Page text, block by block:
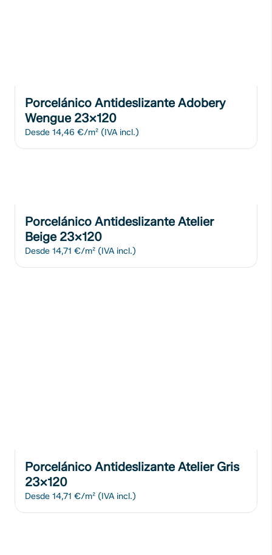
Porcelánico Antideslizante Adobery
Wengue 23x120
Desde 14,46 €/m² (IVA incl.)
Porcelánico Antideslizante Atelier
Beige 23x120
Desde 14,71 €/m² (IVA incl.)
Porcelánico Antideslizante Atelier Gris
23x120
Desde 14,71 €/m² (IVA incl.)